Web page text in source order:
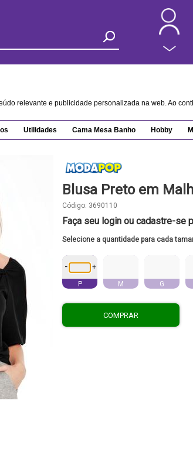
relevante e publicidade personalizada na web. Ao
Utilidades Cama Mesa Banho Hobby
Blusa Preto em
Código: 3690110
Faça seu login ou cadastre-se
Selecione a quantidade para cada
- +
P M G
COMPRAR